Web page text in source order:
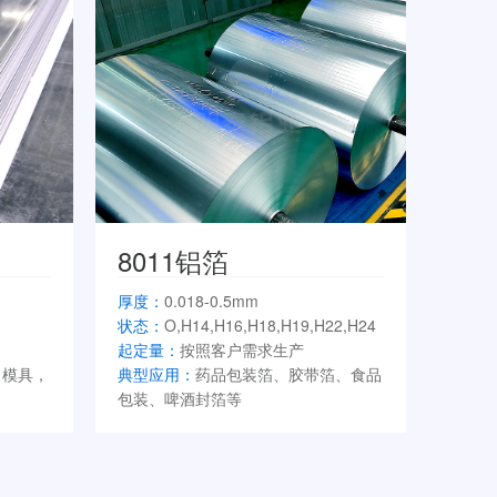
具，
8011铝箔
厚度： 0.018-0.5mm
状态： O,H14,H16,H18,H19,H22,H24
起定量： 按照客户需求生产
典型应用： 药品包装箔、胶带箔、食品
包装、啤酒封箔等